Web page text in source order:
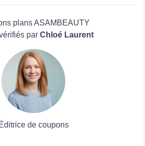
plans ASAMBEAUTY
par Chloé Laurent
Éditrice de coupons